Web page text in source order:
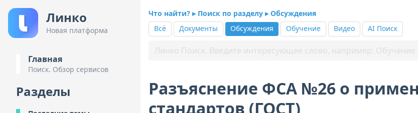
Линко
Новая платформа
Главная
Поиск. Обзор сервисов
Разделы
Что найти? ▸ Поиск по разделу ▸ Обсуждения
Всё
Документы Обсуждения Обучение Видео AI Поиск
Разъяснение ФСА №26 о
стандартов (ГОСТ)